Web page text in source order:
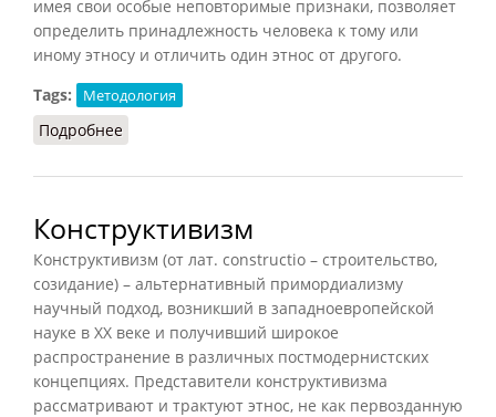
имея свои особые неповторимые признаки, позволяет
определить принадлежность человека к тому или
иному этносу и отличить один этнос от другого.
Tags:
Методология
Подробнее
Конструктивизм
Конструктивизм (от лат. constructio – строительство,
созидание) – альтернативный примордиализму
научный подход, возникший в западноевропейской
науке в XX веке и получивший широкое
распространение в различных постмодернистских
концепциях. Представители конструктивизма
рассматривают и трактуют этнос, не как первозданную